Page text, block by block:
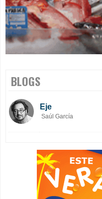
BLOGS
Eje
Saúl García